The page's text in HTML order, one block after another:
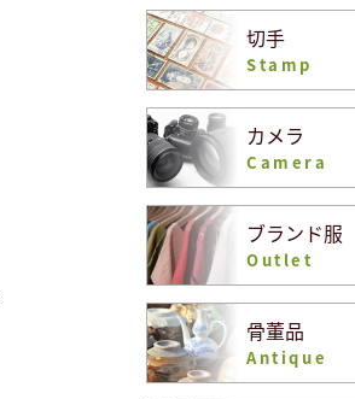
切手
Stamp
カメラ
Camera
ブランド服
Outlet
骨董品
Antique